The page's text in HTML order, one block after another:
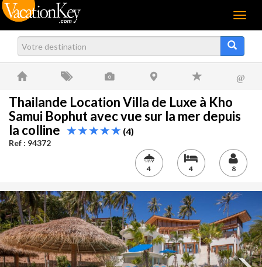
Menu
@
Thailande Location Villa de Luxe à Kho
Samui Bophut avec vue sur la mer depuis
la colline
(4)
Ref : 94372
4 4 8